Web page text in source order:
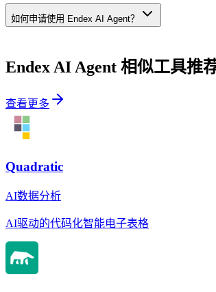
如何申请使用 Endex AI Agent？
Endex AI Agent 相似工具推
查看更多
Quadratic
AI数据分析
AI驱动的代码化智能电子表格